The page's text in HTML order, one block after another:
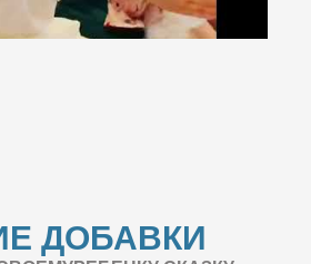
ДОБАВКИ